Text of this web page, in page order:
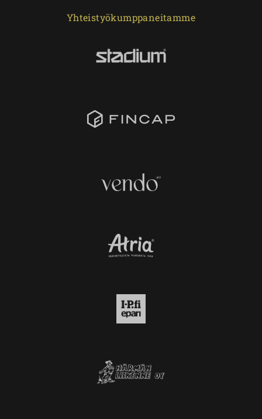
Yhteistyökumppaneitamme